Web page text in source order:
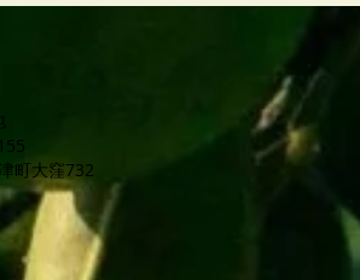
町大窪732